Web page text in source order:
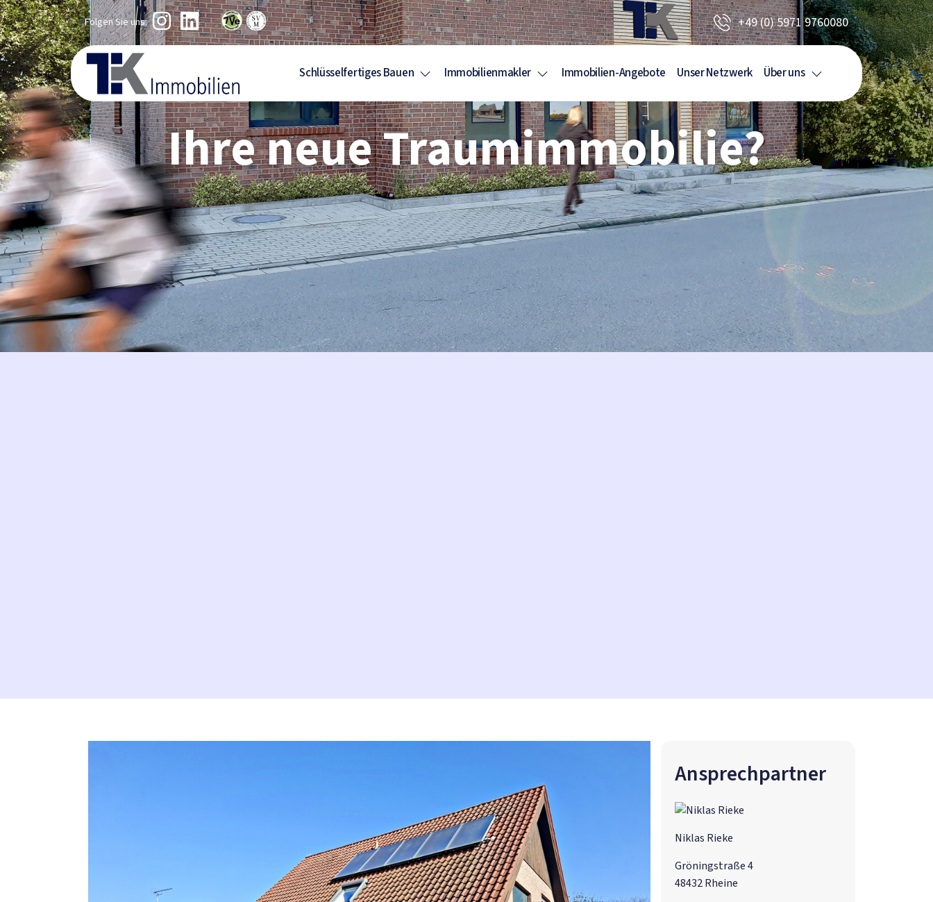
Folgen Sie uns: +49 (0) 5971 9760080
Schlüsselfertiges Bauen Immobilienmakler Immobilien-Angebote Unser Netzwerk Über uns
Ihre neue Traumimmobilie?
Ansprechpartner
Niklas Rieke
Gröningstraße 4
48432 Rheine